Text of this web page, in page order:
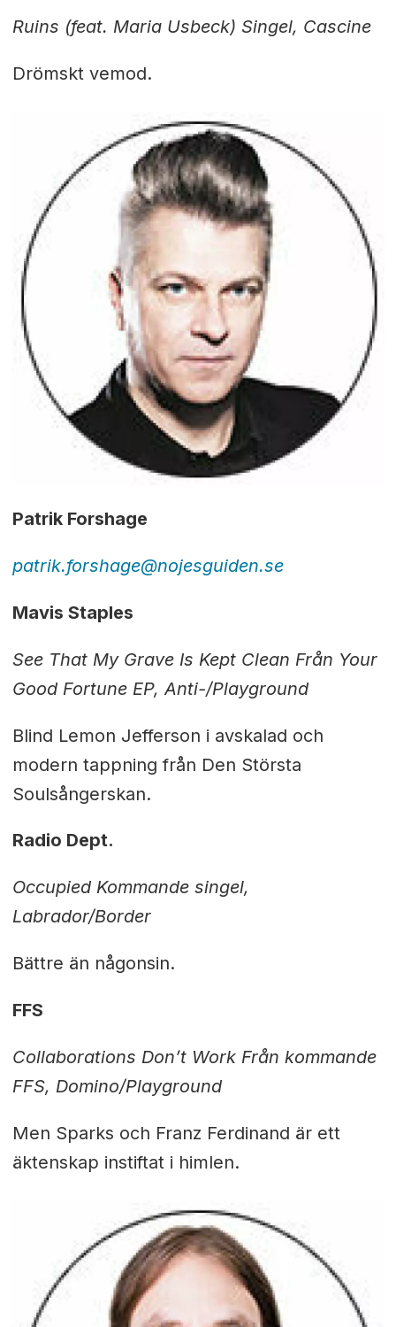
Ruins (feat. Maria Usbeck) Singel, Cascine
Drömskt vemod.
Patrik Forshage
patrik.forshage@nojesguiden.se
Mavis Staples
See That My Grave Is Kept Clean Från Your
Good Fortune EP, Anti-/Playground
Blind Lemon Jefferson i avskalad och
modern tappning från Den Största
Soulsångerskan.
Radio Dept.
Occupied Kommande singel,
Labrador/Border
Bättre än någonsin.
FFS
Collaborations Don’t Work Från kommande
FFS, Domino/Playground
Men Sparks och Franz Ferdinand är ett
äktenskap instiftat i himlen.